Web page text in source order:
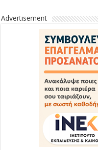
Advertisement